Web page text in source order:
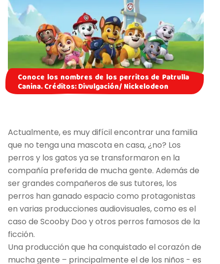
Conoce los nombres de los perritos de Patrulla
Canina. Créditos: Divulgación/ Nickelodeon
Actualmente, es muy difícil encontrar una familia
que no tenga una mascota en casa, ¿no? Los
perros y los gatos ya se transformaron en la
compañía preferida de mucha gente. Además de
ser grandes compañeros de sus tutores, los
perros han ganado espacio como protagonistas
en varias producciones audiovisuales, como es el
caso de Scooby Doo y otros perros famosos de la
ficción.
Una producción que ha conquistado el corazón de
mucha gente – principalmente el de los niños - es